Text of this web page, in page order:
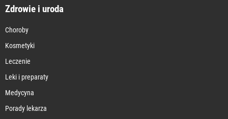
Zdrowie i uroda
Choroby
Kosmetyki
Leczenie
Leki i preparaty
Medycyna
Porady lekarza